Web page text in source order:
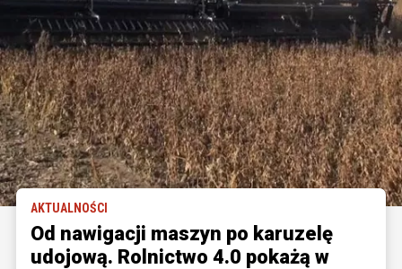
AKTUALNOŚCI
Od nawigacji maszyn po karuzelę
udojową. Rolnictwo 4.0 pokażą w